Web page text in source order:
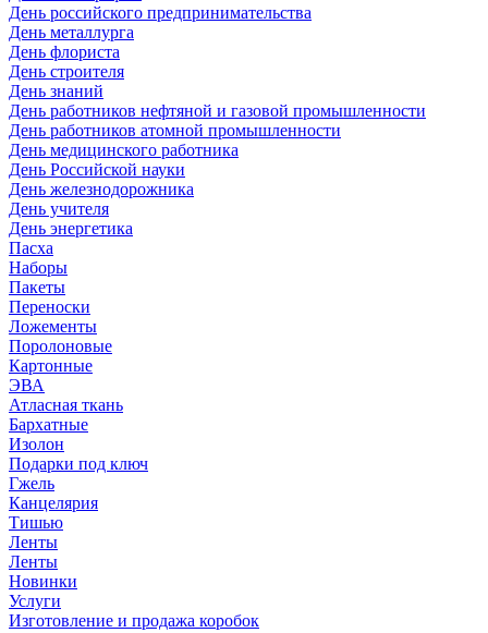
День российского предпринимательства
День металлурга
День флориста
День строителя
День знаний
День работников нефтяной и газовой промышленности
День работников атомной промышленности
День медицинского работника
День Российской науки
День железнодорожника
День учителя
День энергетика
Пасха
Наборы
Пакеты
Переноски
Ложементы
Поролоновые
Картонные
ЭВА
Атласная ткань
Бархатные
Изолон
Подарки под ключ
Гжель
Канцелярия
Тишью
Ленты
Ленты
Новинки
Услуги
Изготовление и продажа коробок